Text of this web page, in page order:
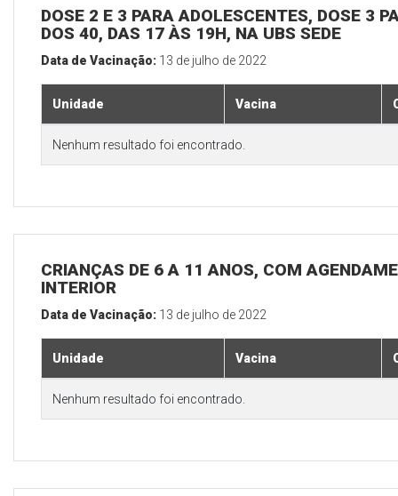
DOSE 2 E 3 PARA ADOLESCENTES, DOSE 3
DOS 40, DAS 17 ÀS 19H, NA UBS SEDE
Data de Vacinação: 13 de julho de 2022
Unidade Vacina
Nenhum resultado foi encontrado.
CRIANÇAS DE 6 A 11 ANOS, COM
INTERIOR
Data de Vacinação: 13 de julho de 2022
Unidade Vacina
Nenhum resultado foi encontrado.